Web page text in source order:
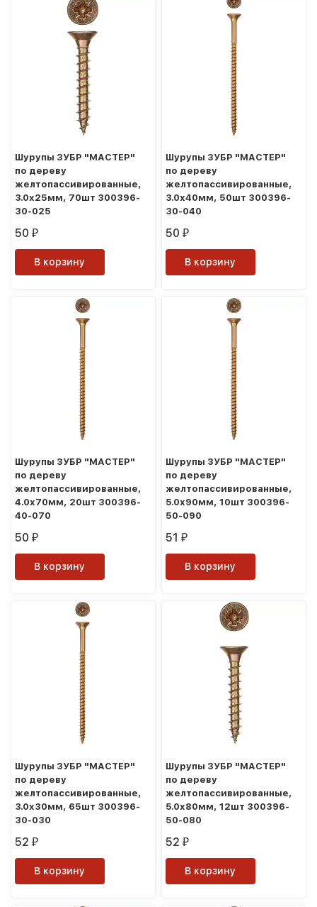
Шурупы ЗУБР "МАСТЕР"
по дереву
желтопассивированные,
3.0x25мм, 70шт 300396-
30-025
50 ₽
В корзину
Шурупы ЗУБР "МАСТЕР"
по дереву
желтопассивированные,
3.0x40мм, 50шт 300396-
30-040
50 ₽
В корзину
Шурупы ЗУБР "МАСТЕР"
по дереву
желтопассивированные,
4.0x70мм, 20шт 300396-
40-070
50 ₽
В корзину
Шурупы ЗУБР "МАСТЕР"
по дереву
желтопассивированные,
5.0x90мм, 10шт 300396-
50-090
51 ₽
В корзину
Шурупы ЗУБР "МАСТЕР"
по дереву
желтопассивированные,
3.0x30мм, 65шт 300396-
30-030
52 ₽
В корзину
Шурупы ЗУБР "МАСТЕР"
по дереву
желтопассивированные,
5.0x80мм, 12шт 300396-
50-080
52 ₽
В корзину